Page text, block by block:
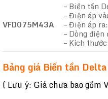
VFD075M43A
– Biến tần
– Điện áp
– Điện áp
– Dòng
– Kích
Bảng giá Biến tần
( Lưu ý: Giá chưa bao gồm